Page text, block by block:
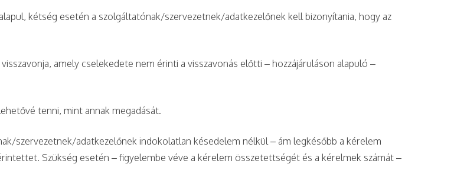
kétség esetén a szolgáltatónak/szervezetnek/adatkezelőnek kell bizonyítania, hogy az
amely cselekedete nem érinti a visszavonás előtti – hozzájáruláson alapuló –
tenni, mint annak megadását.
szervezetnek/adatkezelőnek indokolatlan késedelem nélkül – ám legkésőbb a kérelem
Szükség esetén – figyelembe véve a kérelem összetettségét és a kérelmek számát –